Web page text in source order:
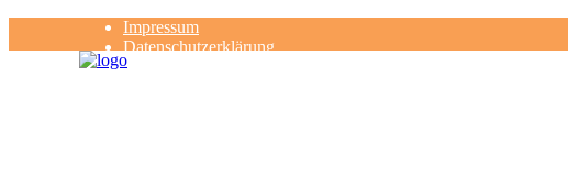
Impressum
Datenschutzerklärung
Kontakt